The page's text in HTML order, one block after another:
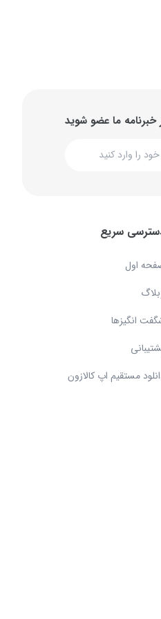
خبرنامه ما عضو شوید
سریع
اول
انگیزها
مستقیم اپ کالازون